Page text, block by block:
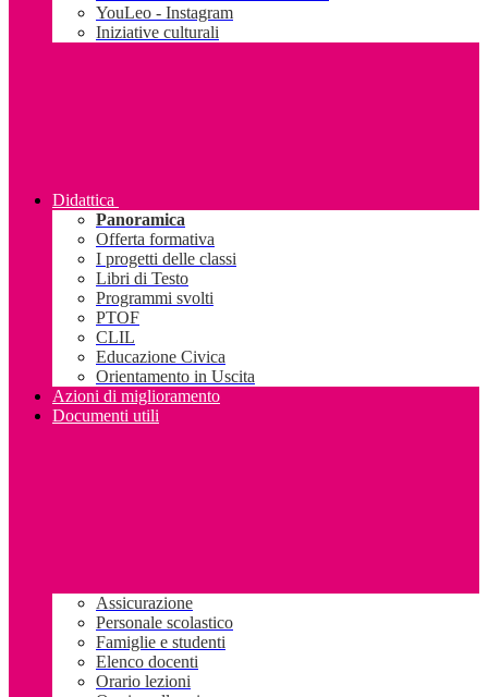
YouLeo - Instagram
Iniziative culturali
Didattica
Panoramica
Offerta formativa
I progetti delle classi
Libri di Testo
Programmi svolti
PTOF
CLIL
Educazione Civica
Orientamento in Uscita
Azioni di miglioramento
Documenti utili
Assicurazione
Personale scolastico
Famiglie e studenti
Elenco docenti
Orario lezioni